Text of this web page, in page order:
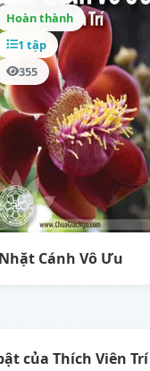
Hoàn thành
1 tập
355
Nhặt Cánh Vô Ưu
của Thích Viên Trí